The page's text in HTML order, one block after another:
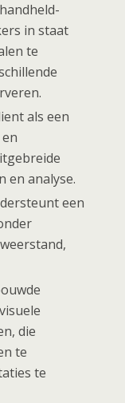
in staat
te
als een
en analyse.
een
die
te
te